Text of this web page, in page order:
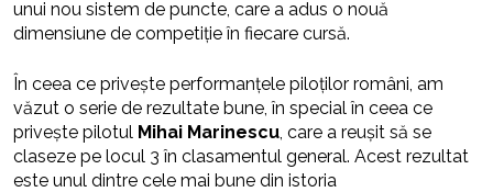
unui nou sistem de puncte, care a adus o nouă
dimensiune de competiție în fiecare cursă.
În ceea ce privește performanțele piloților români, am
văzut o serie de rezultate bune, în special în ceea ce
privește pilotul Mihai Marinescu , care a reușit să se
claseze pe locul 3 în clasamentul general. Acest rezultat
este unul dintre cele mai bune din istoria